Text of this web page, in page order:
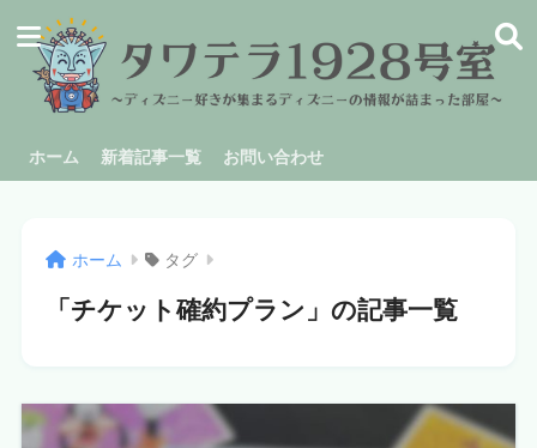
ホーム 新着記事一覧 お問い合わせ
ホーム タグ
「チケット確約プラン」の記事一覧